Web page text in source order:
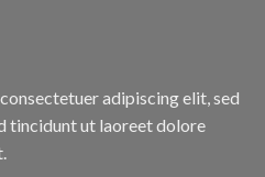
adipiscing elit, sed
tincidunt ut laoreet dolore